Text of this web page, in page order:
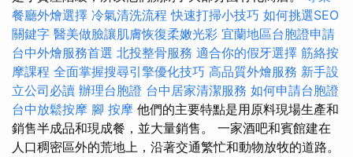
餐廳外燴選擇 冷氣清洗流程 快速打掃小技巧 如何挑選SEO
關鍵字 醫美做臉讓肌膚恢復柔嫩光彩 宜蘭地區台胞證申請
台中外燴服務首選 北投整骨服務 適合你的假牙選擇 筋絡按
摩課程 全面掌握搜尋引擎優化技巧 高品質外燴服務 新手設
立公司必讀 辦理台胞證 台中居家清潔服務 如何申請台胞證
台中放鬆按摩 腳 按摩 他們的主要特點是用原料現場生產和
銷售半成品和現成餐，並大量銷售。 一家酒吧和賓館建在
人口稠密區外的荒地上，沿著交通繁忙和動物放牧的道路。